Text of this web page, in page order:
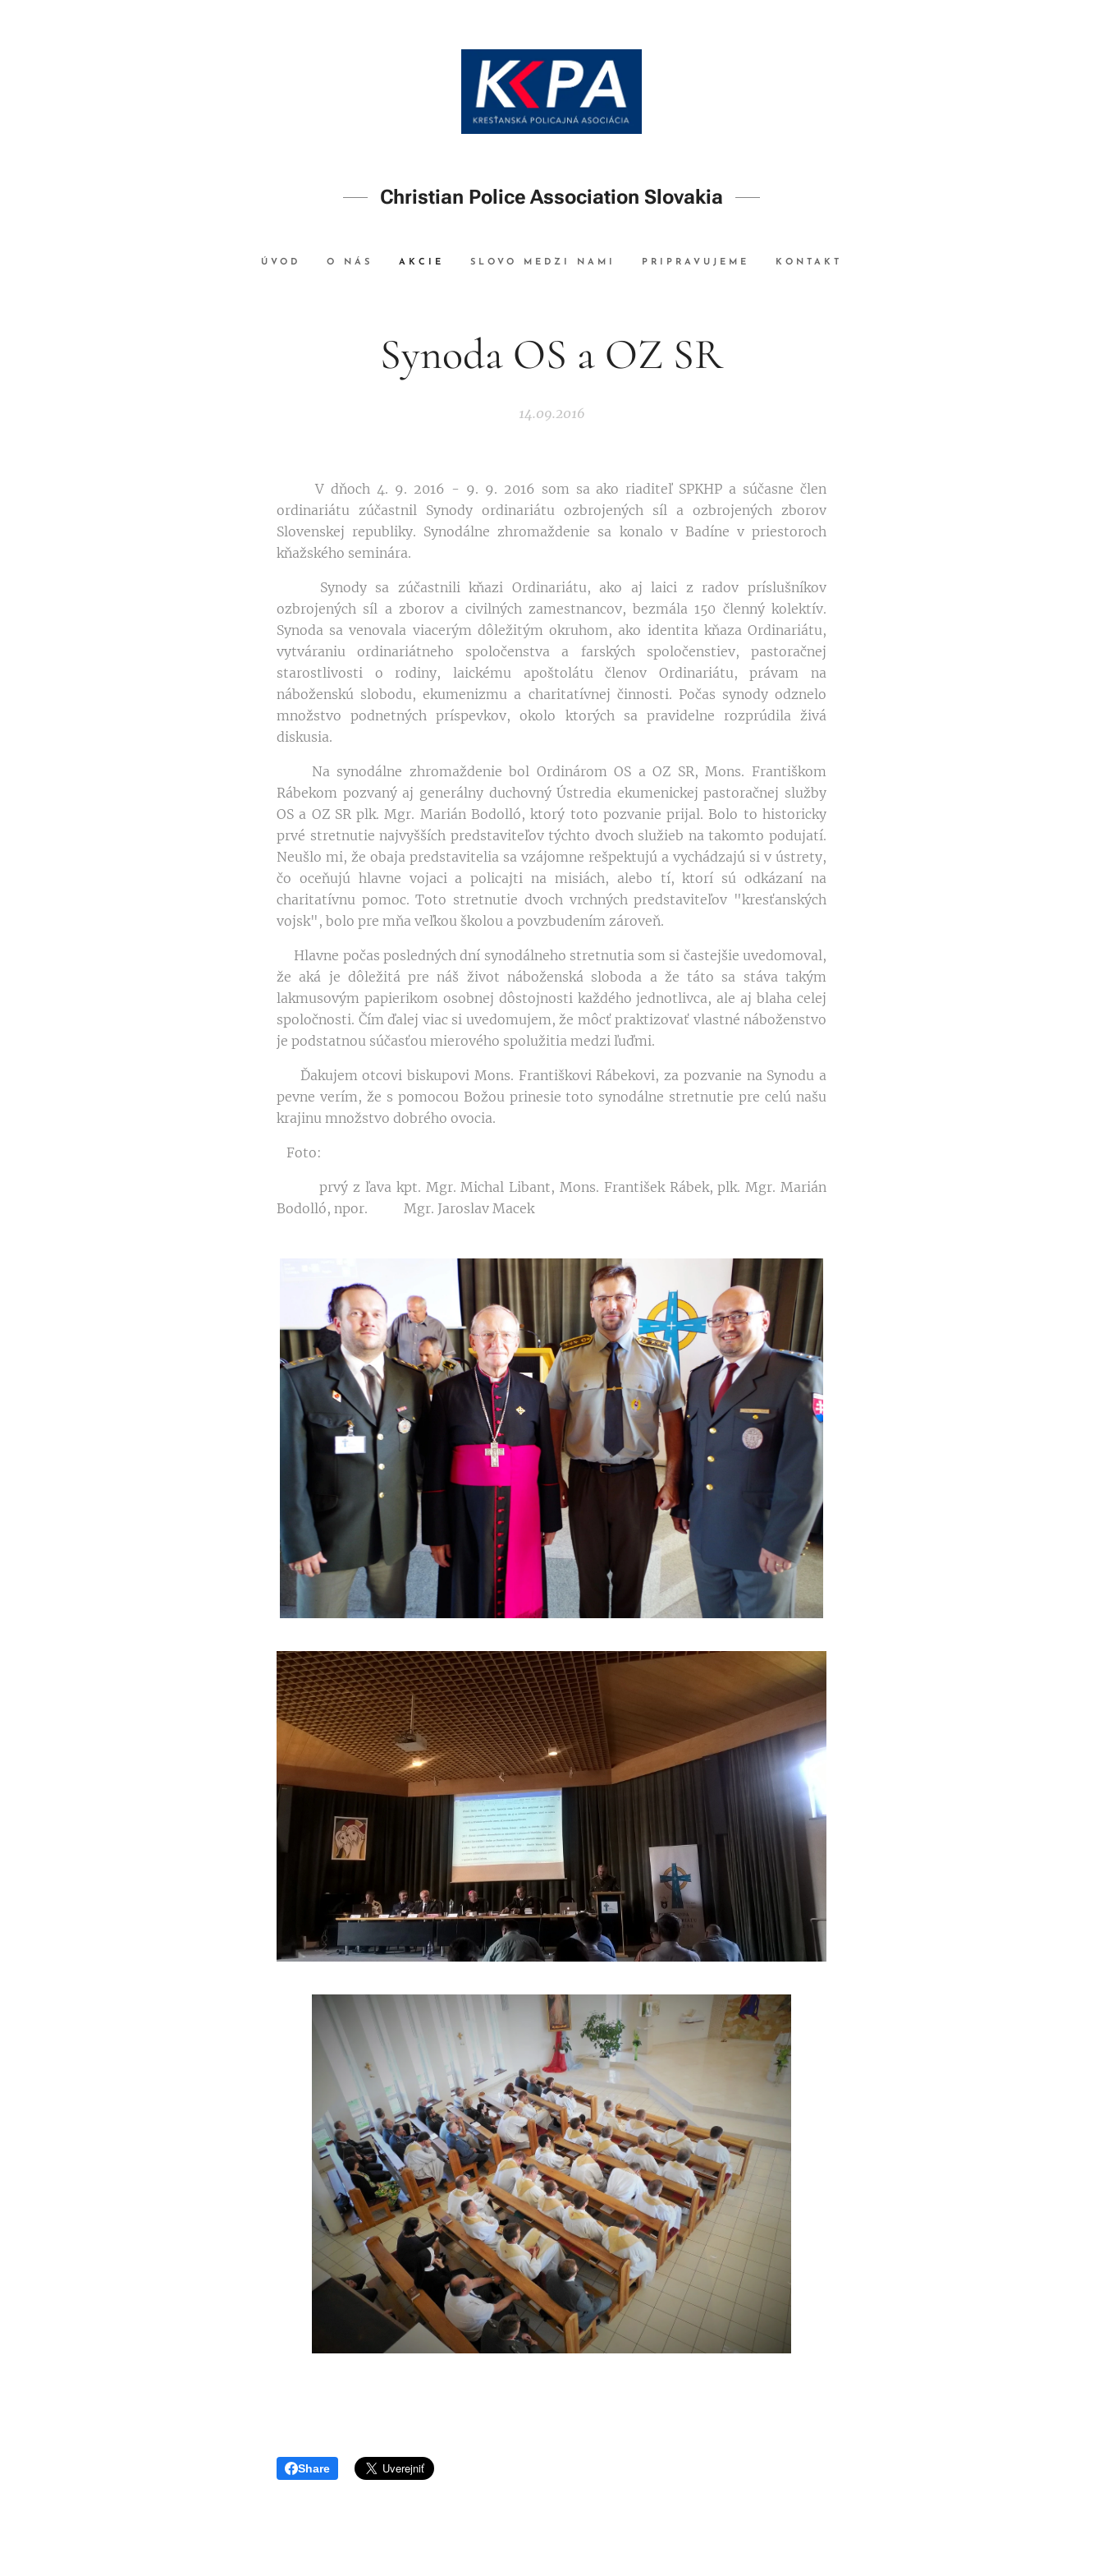
Christian Police Association Slovakia
ÚVOD O NÁS AKCIE SLOVO MEDZI NAMI PRIPRAVUJEME KONTAKT
Synoda OS a OZ SR
14.09.2016
V dňoch 4. 9. 2016 - 9. 9. 2016 som sa ako riaditeľ SPKHP a súčasne člen
ordinariátu zúčastnil Synody ordinariátu ozbrojených síl a ozbrojených zborov
Slovenskej republiky. Synodálne zhromaždenie sa konalo v Badíne v priestoroch
kňažského seminára.
Synody sa zúčastnili kňazi Ordinariátu, ako aj laici z radov príslušníkov
ozbrojených síl a zborov a civilných zamestnancov, bezmála 150 členný kolektív.
Synoda sa venovala viacerým dôležitým okruhom, ako identita kňaza Ordinariátu,
vytváraniu ordinariátneho spoločenstva a farských spoločenstiev, pastoračnej
starostlivosti o rodiny, laickému apoštolátu členov Ordinariátu, právam na
náboženskú slobodu, ekumenizmu a charitatívnej činnosti. Počas synody odznelo
množstvo podnetných príspevkov, okolo ktorých sa pravidelne rozprúdila živá
diskusia.
Na synodálne zhromaždenie bol Ordinárom OS a OZ SR, Mons. Františkom
Rábekom pozvaný aj generálny duchovný Ústredia ekumenickej pastoračnej služby
OS a OZ SR plk. Mgr. Marián Bodolló, ktorý toto pozvanie prijal. Bolo to historicky
prvé stretnutie najvyšších predstaviteľov týchto dvoch služieb na takomto podujatí.
Neušlo mi, že obaja predstavitelia sa vzájomne rešpektujú a vychádzajú si v ústrety,
čo oceňujú hlavne vojaci a policajti na misiách, alebo tí, ktorí sú odkázaní na
charitatívnu pomoc. Toto stretnutie dvoch vrchných predstaviteľov "kresťanských
vojsk", bolo pre mňa veľkou školou a povzbudením zároveň.
Hlavne počas posledných dní synodálneho stretnutia som si častejšie uvedomoval,
že aká je dôležitá pre náš život náboženská sloboda a že táto sa stáva takým
lakmusovým papierikom osobnej dôstojnosti každého jednotlivca, ale aj blaha celej
spoločnosti. Čím ďalej viac si uvedomujem, že môcť praktizovať vlastné náboženstvo
je podstatnou súčasťou mierového spolužitia medzi ľuďmi.
Ďakujem otcovi biskupovi Mons. Františkovi Rábekovi, za pozvanie na Synodu a
pevne verím, že s pomocou Božou prinesie toto synodálne stretnutie pre celú našu
krajinu množstvo dobrého ovocia.
Foto:
prvý z ľava kpt. Mgr. Michal Libant, Mons. František Rábek, plk. Mgr. Marián
Bodolló, npor. Mgr. Jaroslav Macek
Share